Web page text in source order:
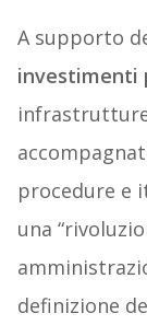
A supporto
investimenti
infrastrutture
procedure e
una
definizione